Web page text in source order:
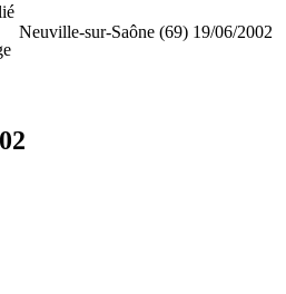
Neuville-sur-Saône (69) 19/06/2002